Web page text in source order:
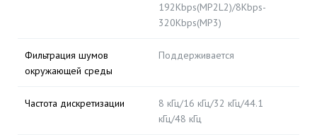
192Kbps(MP2L2)/8Kbps-
320Kbps(MP3)
Фильтрация шумов
окружающей среды
Поддерживается
Частота дискретизации
8 кГц/16 кГц/32 кГц/44.1
кГц/48 кГц